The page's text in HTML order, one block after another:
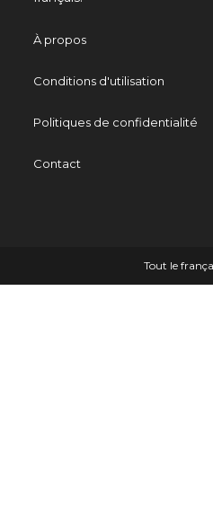
À propos
Conditions d'utilisation
Politiques de confidentialité
Contact
Tout le